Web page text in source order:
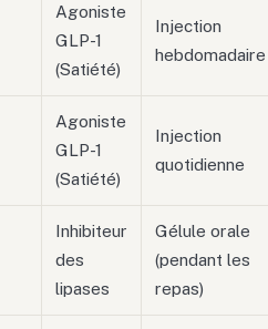
Agoniste
GLP-1
(Satiété)
Injection
hebdomadaire
Agoniste
GLP-1
(Satiété)
Injection
quotidienne
Inhibiteur
des
lipases
Gélule orale
(pendant les
repas)